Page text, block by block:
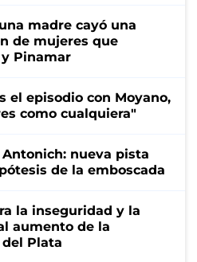
madre cayó una
de mujeres que
Pinamar
el episodio con Moyano,
como cualquiera"
nueva pista
de la emboscada
la inseguridad y la
aumento de la
Plata